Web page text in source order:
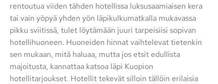
rentoutua viiden tähden hotellissa luksusaamiaisen kera
tai vain yöpyä yhden yön läpikulkumatkalla mukavassa
pikku sviitissä, tulet löytämään juuri tarpeisiisi sopivan
hotellihuoneen. Huoneiden hinnat vaihtelevat tietenkin
sen mukaan, mitä haluaa, mutta jos etsit edullista
majoitusta, kannattaa katsoa läpi Kuopion
hotellitarjoukset. Hotellit tekevät silloin tällöin erilaisia